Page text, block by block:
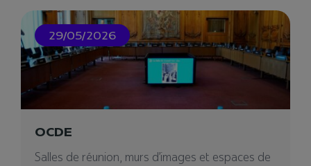
29/05/2026
OCDE
Salles de réunion, murs d’images et espaces de
événementielle à Strasbourg
Notre agence événementielle à Strasbourg
pour votre projet événementiel. Vous cherchez
un prestataire ?
05/12/2024